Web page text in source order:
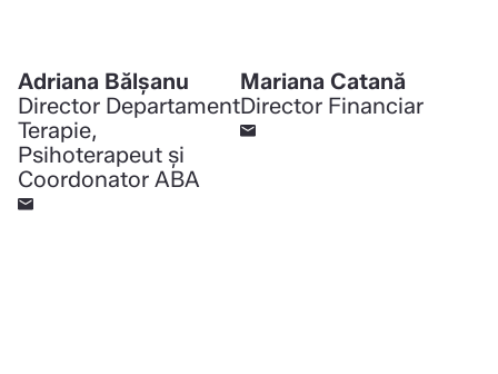
Adriana Bălșanu
Director Departament
Terapie,
Psihoterapeut și
Coordonator ABA
Mariana Catană
Director Financiar